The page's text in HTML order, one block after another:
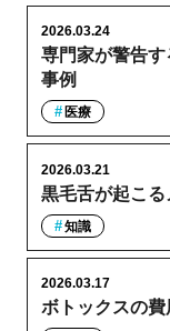
専門家が警告
事例
2026.03.24
医療
黒毛舌が起こ
2026.03.21
知識
ボトックスの
2026.03.17